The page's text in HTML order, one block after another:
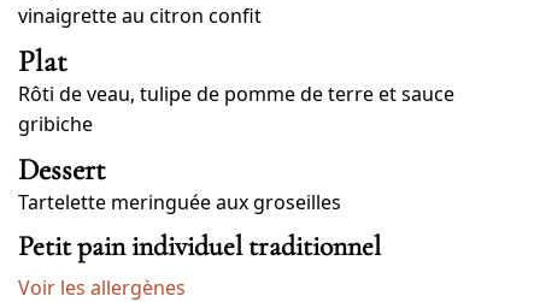
vinaigrette au citron confit
Plat
Rôti de veau, tulipe de pomme de terre et sauce
gribiche
Dessert
Tartelette meringuée aux groseilles
Petit pain individuel traditionnel
Voir les allergènes